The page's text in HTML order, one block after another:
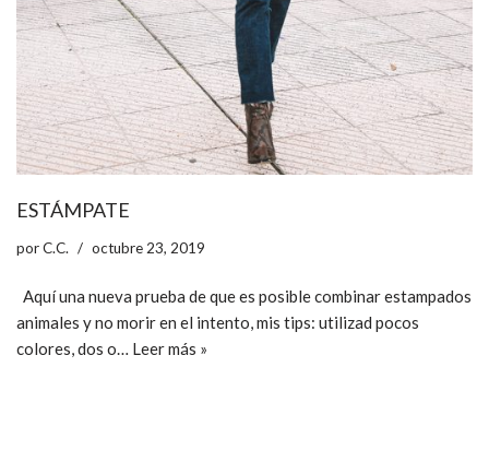
ESTÁMPATE
porC.C. octubre 23, 2019
Aquí una nueva prueba de que es posible combinar estampados
animales y no morir en el intento, mis tips: utilizad pocos
colores, dos o… Leer más »